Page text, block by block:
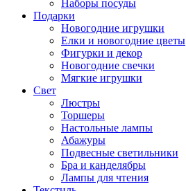
Наборы посуды
Подарки
Новогодние игрушки
Елки и новогодние цветы
Фигурки и декор
Новогодние свечки
Мягкие игрушки
Свет
Люстры
Торшеры
Настольные лампы
Абажуры
Подвесные светильники
Бра и канделябры
Лампы для чтения